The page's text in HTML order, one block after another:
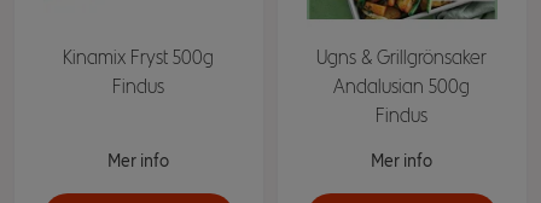
Kinamix Fryst 500g
Findus
Mer info
Ugns & Grillgrönsaker
Andalusian 500g
Findus
Mer info